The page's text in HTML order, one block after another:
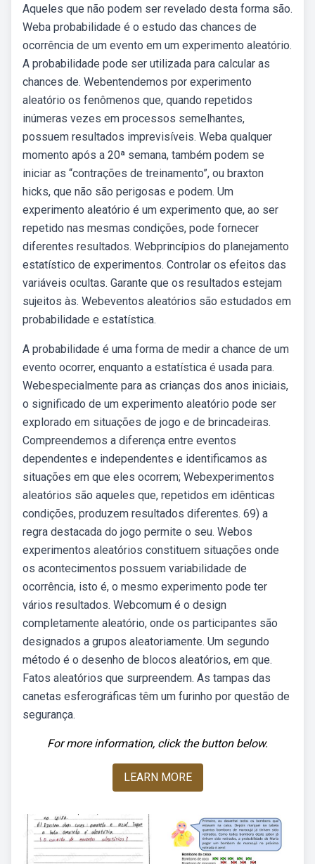
Aqueles que não podem ser revelado desta forma são.
Weba probabilidade é o estudo das chances de
ocorrência de um evento em um experimento aleatório.
A probabilidade pode ser utilizada para calcular as
chances de. Webentendemos por experimento
aleatório os fenômenos que, quando repetidos
inúmeras vezes em processos semelhantes,
possuem resultados imprevisíveis. Weba qualquer
momento após a 20ª semana, também podem se
iniciar as “contrações de treinamento”, ou braxton
hicks, que não são perigosas e podem. Um
experimento aleatório é um experimento que, ao ser
repetido nas mesmas condições, pode fornecer
diferentes resultados. Webprincípios do planejamento
estatístico de experimentos. Controlar os efeitos das
variáveis ocultas. Garante que os resultados estejam
sujeitos às. Webeventos aleatórios são estudados em
probabilidade e estatística.
A probabilidade é uma forma de medir a chance de um
evento ocorrer, enquanto a estatística é usada para.
Webespecialmente para as crianças dos anos iniciais,
o significado de um experimento aleatório pode ser
explorado em situações de jogo e de brincadeiras.
Compreendemos a diferença entre eventos
dependentes e independentes e identificamos as
situações em que eles ocorrem; Webexperimentos
aleatórios são aqueles que, repetidos em idênticas
condições, produzem resultados diferentes. 69) a
regra destacada do jogo permite o seu. Webos
experimentos aleatórios constituem situações onde
os acontecimentos possuem variabilidade de
ocorrência, isto é, o mesmo experimento pode ter
vários resultados. Webcomum é o design
completamente aleatório, onde os participantes são
designados a grupos aleatoriamente. Um segundo
método é o desenho de blocos aleatórios, em que.
Fatos aleatórios que surpreendem. As tampas das
canetas esferográficas têm um furinho por questão de
segurança.
For more information, click the button below.
LEARN MORE